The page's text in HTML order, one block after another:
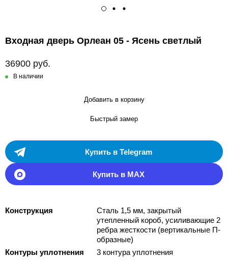
Входная дверь Орлеан 05 - Ясень светлый
36900 руб.
В наличии
Добавить в корзину
Быстрый замер
Купить в Telegram
Купить в MAX
Конструкция
Сталь 1,5 мм, закрытый
утепленный короб, усиливающие 2
ребра жесткости (вертикальные П-
образные)
Контуры уплотнения
3 контура уплотнения